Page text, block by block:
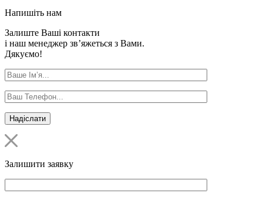
Напишіть нам
Залиште Ваші контакти
і наш менеджер зв’яжеться з Вами.
Дякуємо!
Залишити заявку